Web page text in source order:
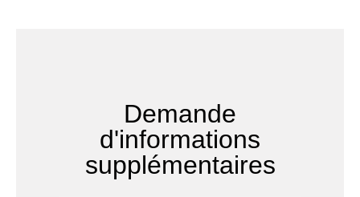
Demande
d'informations
supplémentaires